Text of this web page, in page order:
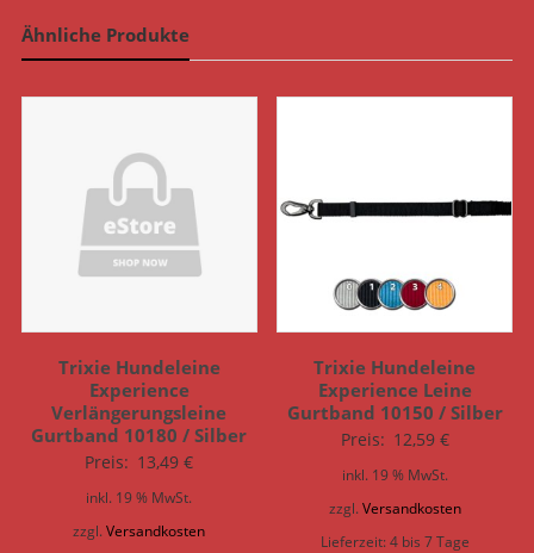
Ähnliche Produkte
Trixie Hundeleine
Experience
Verlängerungsleine
Gurtband 10180 / Silber
Preis: 13,49€
inkl. 19 % MwSt.
zzgl.Versandkosten
Trixie Hundeleine
Experience Leine
Gurtband 10150 / Silber
Preis: 12,59 €
inkl. 19 % MwSt.
zzgl. Versandkosten
Lieferzeit:4 bis 7 Tage